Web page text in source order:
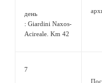
день
: Giardini Naxos-
Acireale. Km 42
7